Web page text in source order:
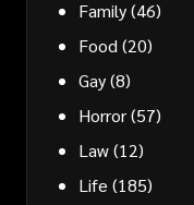
Family(46)
Food (20)
Gay(8)
Horror(57)
Law(12)
Life (185)